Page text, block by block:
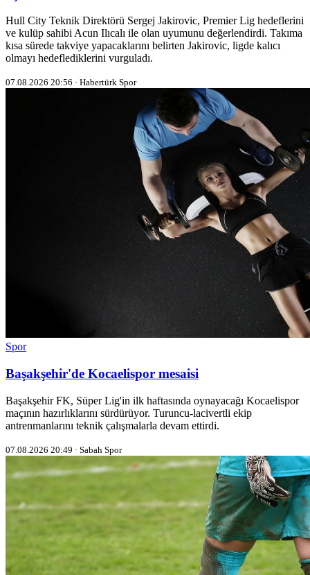
Hull City Teknik Direktörü Sergej Jakirovic, Premier Lig hedeflerini
ve kulüp sahibi Acun Ilıcalı ile olan uyumunu değerlendirdi. Takıma
kısa sürede takviye yapacaklarını belirten Jakirovic, ligde kalıcı
olmayı hedeflediklerini vurguladı.
07.08.2026 20:56 · Habertürk Spor
Spor
Başakşehir'de Kocaelispor mesaisi
Başakşehir FK, Süper Lig'in ilk haftasında oynayacağı Kocaelispor
maçının hazırlıklarını sürdürüyor. Turuncu-lacivertli ekip
antrenmanlarını teknik çalışmalarla devam ettirdi.
07.08.2026 20:49 · Sabah Spor